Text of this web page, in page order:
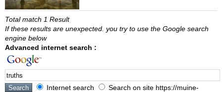
Total match 1 Result
If these results are unexpected. you try to use the Google search
engine below
Advanced internet search :
Internet search
Search on site https://muine-